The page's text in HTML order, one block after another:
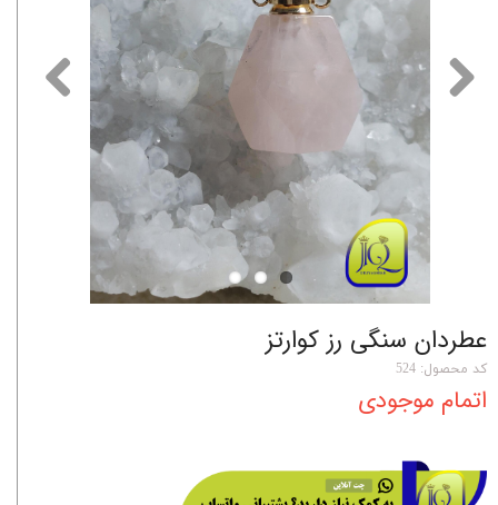
عطردان سنگی رز کوارتز
کد محصول: 524
اتمام موجودی